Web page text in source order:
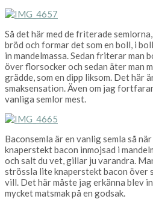
Så det här med de friterade
bröd och formar det som en boll, i
in mandelmassa. Sedan friterar man
över florsocker och sedan äter man
grädde, som en dipp liksom. Det här
smaksensation. Även om jag
vanliga semlor mest.
Baconsemla är en vanlig semla så när
knaperstekt bacon inmojsad i
och salt du vet, gillar ju varandra.
strössla lite knaperstekt bacon över
vill. Det här måste jag erkänna blev
mycket matsmak på en godsak.